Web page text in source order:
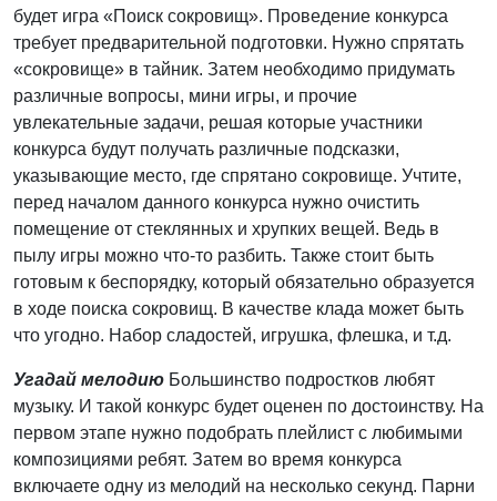
будет игра «Поиск сокровищ». Проведение конкурса
требует предварительной подготовки. Нужно спрятать
«сокровище» в тайник. Затем необходимо придумать
различные вопросы, мини игры, и прочие
увлекательные задачи, решая которые участники
конкурса будут получать различные подсказки,
указывающие место, где спрятано сокровище. Учтите,
перед началом данного конкурса нужно очистить
помещение от стеклянных и хрупких вещей. Ведь в
пылу игры можно что-то разбить. Также стоит быть
готовым к беспорядку, который обязательно образуется
в ходе поиска сокровищ. В качестве клада может быть
что угодно. Набор сладостей, игрушка, флешка, и т.д.
Угадай мелодию Большинство подростков любят
музыку. И такой конкурс будет оценен по достоинству. На
первом этапе нужно подобрать плейлист с любимыми
композициями ребят. Затем во время конкурса
включаете одну из мелодий на несколько секунд. Парни